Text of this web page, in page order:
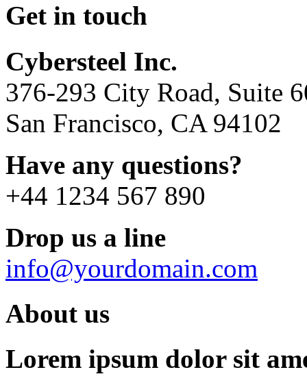
Get in touch
Cybersteel Inc.
376-293 City Road, Suite
San Francisco, CA 94102
Have any questions?
+44 1234 567 890
Drop us a line
info@yourdomain.com
About us
Lorem ipsum dolor sit